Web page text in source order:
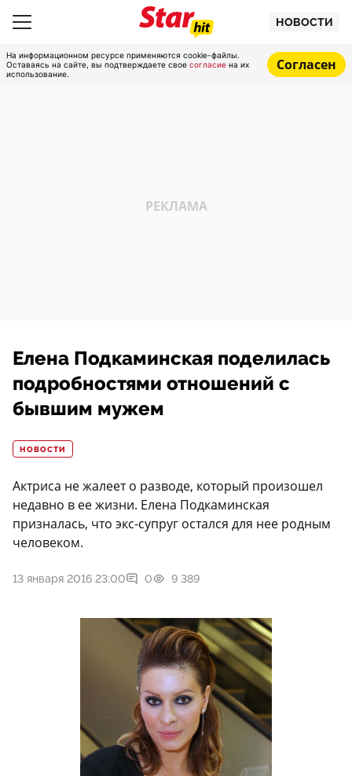
НОВОСТИ
На информационном ресурсе применяются cookie-файлы.
Оставаясь на сайте, вы подтверждаете свое согласие на их
использование.
Согласен
Елена Подкаминская поделилась
подробностями отношений с
бывшим мужем
НОВОСТИ
Актриса не жалеет о разводе, который произошел
недавно в ее жизни. Елена Подкаминская
призналась, что экс-супруг остался для нее родным
человеком.
13 января 2016 23:00 0 9 389